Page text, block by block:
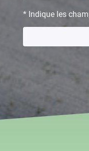
* Indique les